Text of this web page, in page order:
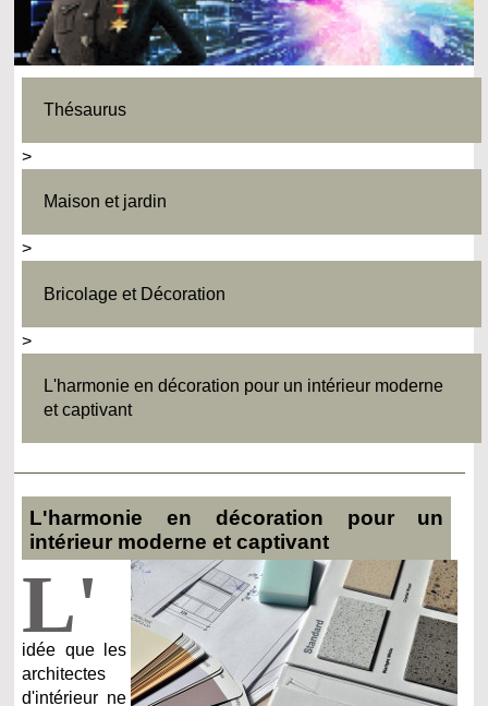
Thésaurus
>
Maison et jardin
>
Bricolage et Décoration
>
L'harmonie en décoration pour un intérieur moderne
et captivant
L'harmonie en décoration pour un
intérieur moderne et captivant
L'
idée que les
architectes
d'intérieur ne